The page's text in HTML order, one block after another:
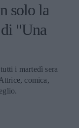
solo la
"Una
i martedì sera
comica,